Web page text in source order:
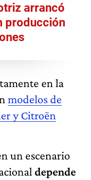
arrancó
producción
en la
modelos de
y Citroën
un escenario
depende